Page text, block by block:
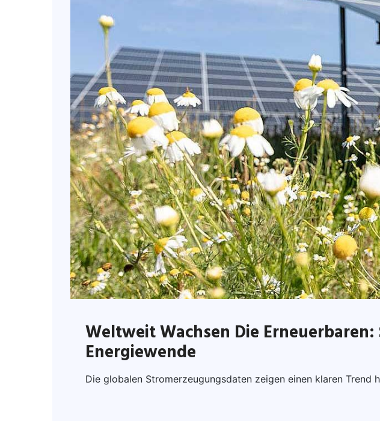
Weltweit Wachsen Die
Energiewende
Die globalen Stromerzeugungsdaten zeigen einen klaren Trend